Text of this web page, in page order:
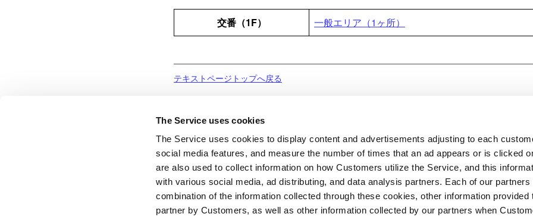
The Service uses cookies
The Service uses cookies to display content and advertisements adjusting to each
social media features, and measure the number of times that an ad appears or is clicked
are also used to collect information on how Customers utilize the Service, and this
with various social media, ad distributing, and data analysis partners. Each of our partners
combination of the information collected through these cookies, other information provided
partner by Customers, as well as other information collected by our partners when
交番（1F） 一般エリア（1ヶ所）
テキストページトップへ戻る